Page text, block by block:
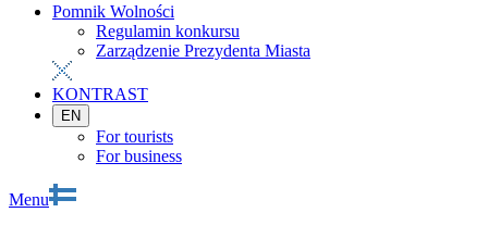
Pomnik Wolności
Regulamin konkursu
Zarządzenie Prezydenta Miasta
KONTRAST
EN
For tourists
For business
Menu